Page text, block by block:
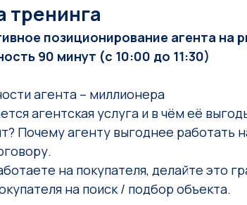
тренинга
позиционирование агента на
90 минут (с 10:00 до 11:30)
агента – миллионера
агентская услуга и в чём её
Почему агенту выгоднее работать
на покупателя, делайте это
на поиск / подбор объекта.